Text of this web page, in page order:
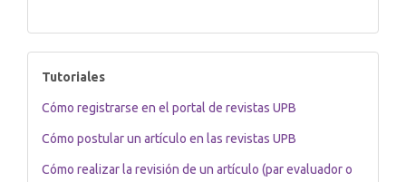
tutoriales
Tutoriales
Cómo registrarse en el portal de revistas UPB
Cómo postular un artículo en las revistas UPB
Cómo realizar la revisión de un artículo (par evaluador o